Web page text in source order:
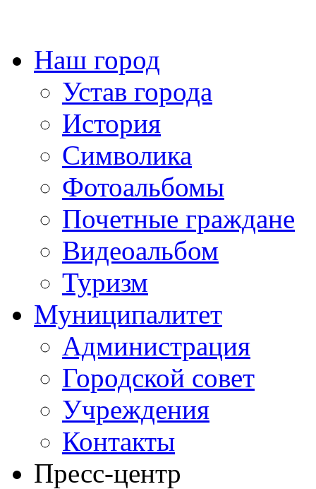
Наш город
Устав города
История
Символика
Фотоальбомы
Почетные граждане
Видеоальбом
Туризм
Муниципалитет
Администрация
Городской совет
Учреждения
Контакты
Пресс-центр